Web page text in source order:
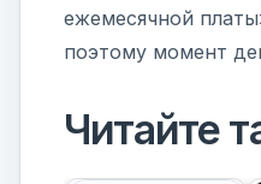
ежемесячной
поэтому момент
Читайте